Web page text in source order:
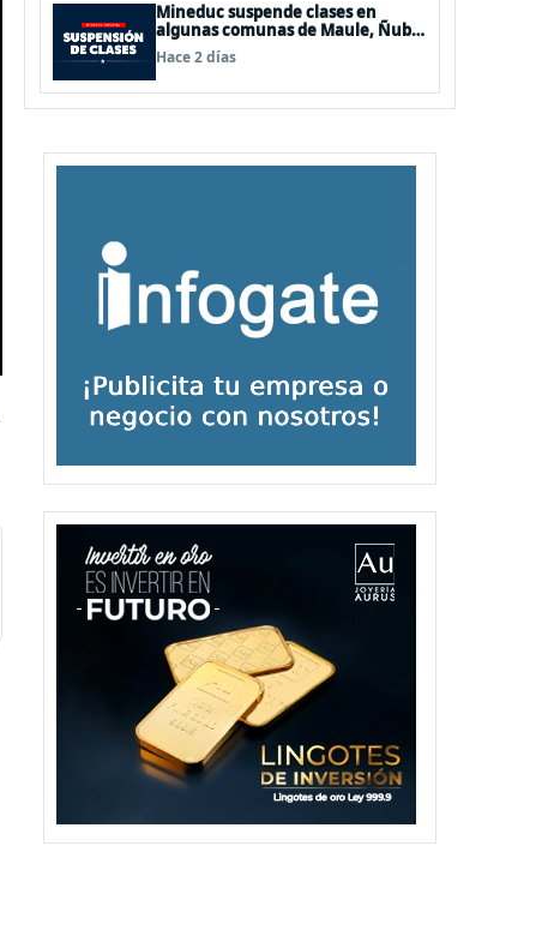
Mineduc suspende clases en
algunas comunas de Maule, Ñuble
y La Araucanía para este lunes
Hace 2 días